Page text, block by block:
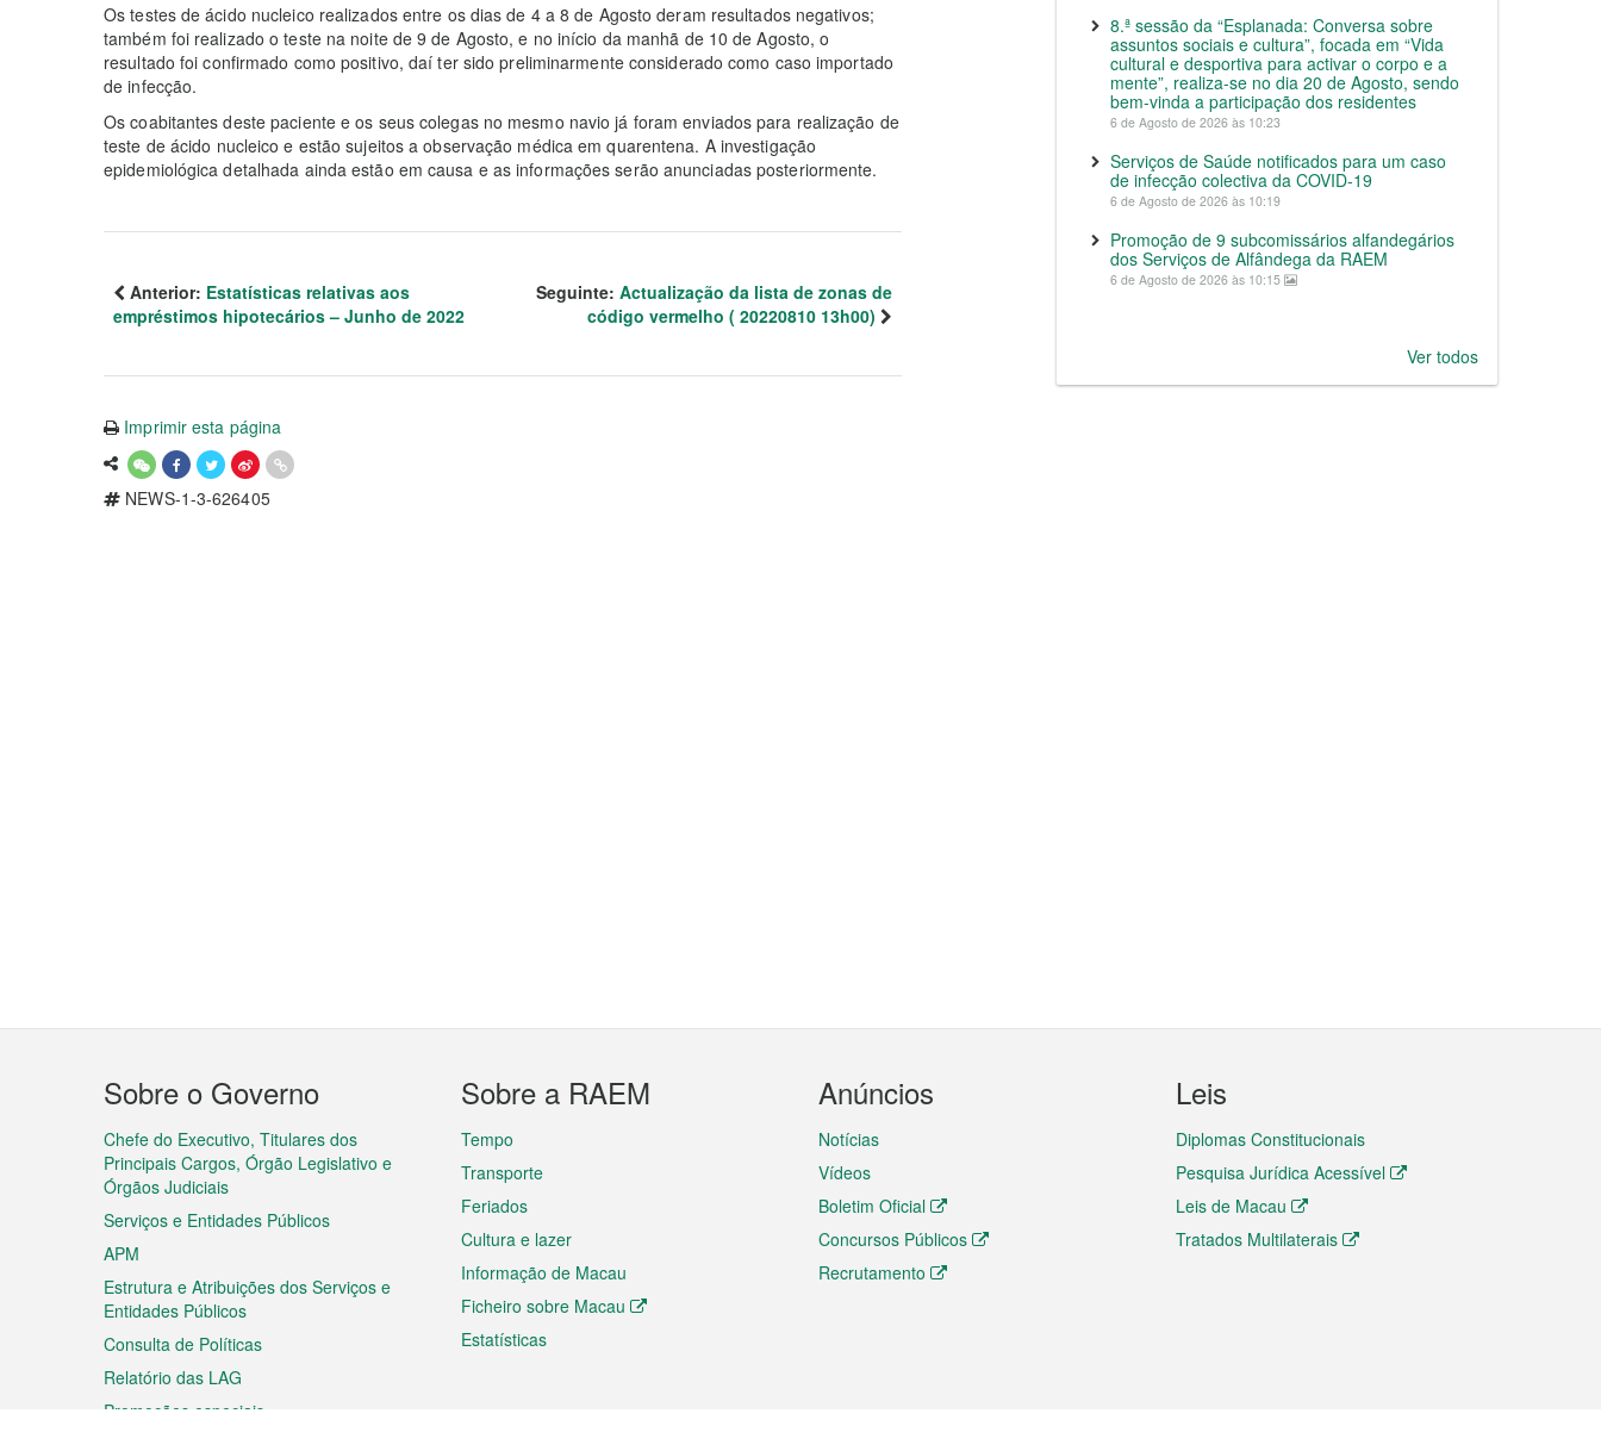
Os testes de ácido nucleico realizados entre os dias de 4 a 8 de Agosto deram resultados negativos;
também foi realizado o teste na noite de 9 de Agosto, e no início da manhã de 10 de Agosto, o
resultado foi confirmado como positivo, daí ter sido preliminarmente considerado como caso importado
de infecção.
Os coabitantes deste paciente e os seus colegas no mesmo navio já foram enviados para realização de
teste de ácido nucleico e estão sujeitos a observação médica em quarentena. A investigação
epidemiológica detalhada ainda estão em causa e as informações serão anunciadas posteriormente.
Anterior: Estatísticas relativas aos
empréstimos hipotecários – Junho de 2022
Seguinte: Actualização da lista de zonas de
código vermelho ( 20220810 13h00)
Imprimir esta página
NEWS-1-3-626405
8.ª sessão da “Esplanada: Conversa sobre
assuntos sociais e cultura”, focada em “Vida
cultural e desportiva para activar o corpo e a
mente”, realiza-se no dia 20 de Agosto, sendo
bem-vinda a participação dos residentes
6 de Agosto de 2026 às 10:23
Serviços de Saúde notificados para um caso
de infecção colectiva da COVID-19
6 de Agosto de 2026 às 10:19
Promoção de 9 subcomissários alfandegários
dos Serviços de Alfândega da RAEM
6 de Agosto de 2026 às 10:15
Ver todos
Menu
do
rodapé
Sobre o Governo
Chefe do Executivo, Titulares dos
Principais Cargos, Órgão Legislativo e
Órgãos Judiciais
Serviços e Entidades Públicos
APM
Estrutura e Atribuições dos Serviços e
Entidades Públicos
Consulta de Políticas
Relatório das LAG
Promoções especiais
Sobre a RAEM
Tempo
Transporte
Feriados
Cultura e lazer
Informação de Macau
Ficheiro sobre Macau
Estatísticas
Anúncios
Notícias
Vídeos
Boletim Oficial
Concursos Públicos
Recrutamento
Leis
Diplomas Constitucionais
Pesquisa Jurídica Acessível
Leis de Macau
Tratados Multilaterais